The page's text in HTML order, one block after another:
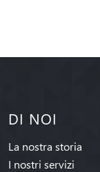
DI NOI
La nostra storia
I nostri servizi